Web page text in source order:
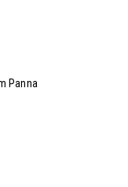
Panna